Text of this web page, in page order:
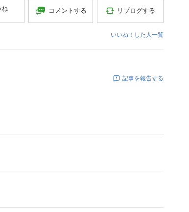
ね コメントする リブログする
いいね！した人一覧
記事を報告する